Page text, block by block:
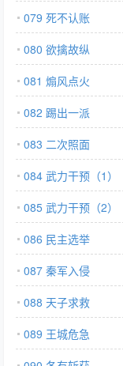
079 死不认账
080 欲擒故纵
081 煽风点火
082 踢出一派
083 二次照面
084 武力干预（1）
085 武力干预（2）
086 民主选举
087 秦军入侵
088 天子求救
089 王城危急